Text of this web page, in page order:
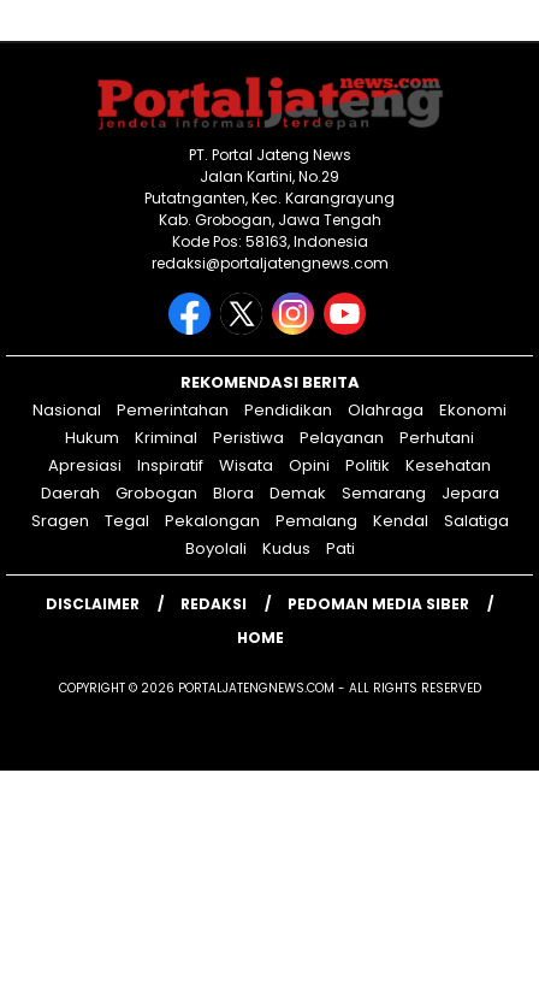
PT. Portal Jateng News
Jalan Kartini, No.29
Putatnganten, Kec. Karangrayung
Kab. Grobogan, Jawa Tengah
Kode Pos: 58163, Indonesia
redaksi@portaljatengnews.com
REKOMENDASI BERITA
Nasional
Pemerintahan Pendidikan Olahraga
Ekonomi
Hukum
Kriminal Peristiwa Pelayanan
Perhutani
Apresiasi
Inspiratif Wisata Opini Politik
Kesehatan
Daerah
Grobogan Blora Demak Semarang
Jepara
Sragen
Tegal Pekalongan Pemalang Kendal
Salatiga
Boyolali
Kudus Pati
DISCLAIMER REDAKSI
PEDOMAN MEDIA SIBER
HOME
COPYRIGHT © 2026 PORTALJATENGNEWS.COM - ALL RIGHTS RESERVED